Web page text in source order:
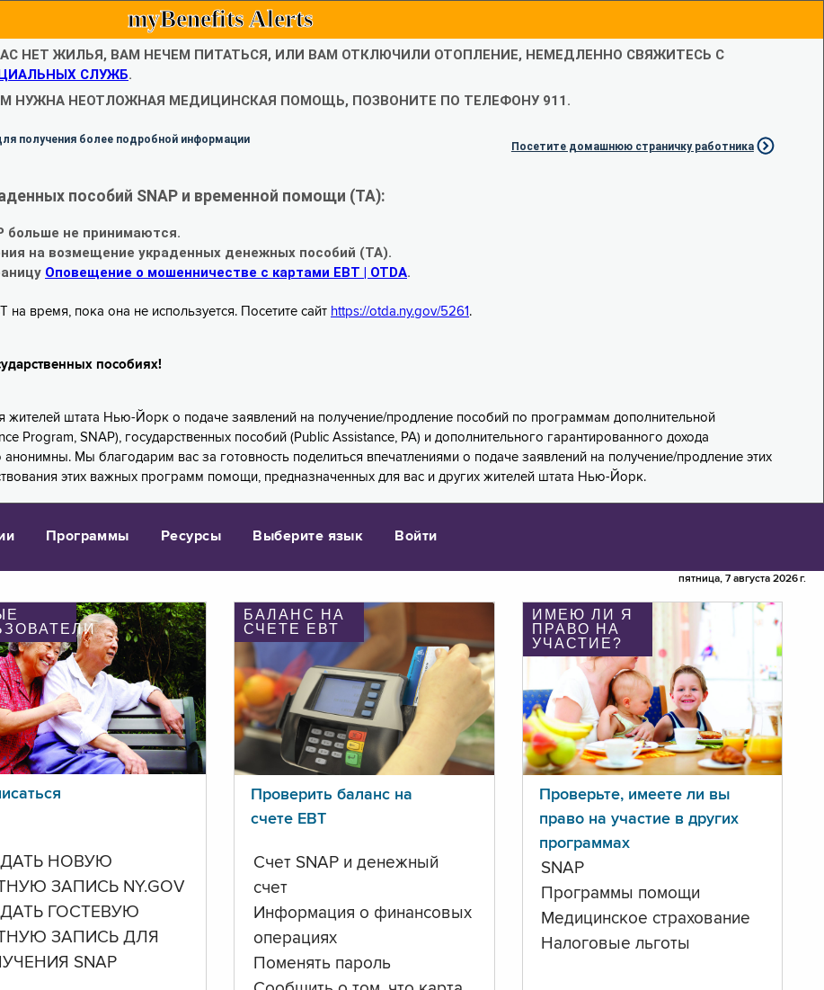
myBenefits Alerts
НЕТ ЖИЛЬЯ, ВАМ НЕЧЕМ ПИТАТЬСЯ, ИЛИ ВАМ ОТКЛЮЧИЛИ ОТОПЛЕНИЕ, НЕМЕДЛЕННО СВЯЖИТЕСЬ С
СЛУЖБ.
НУЖНА НЕОТЛОЖНАЯ МЕДИЦИНСКАЯ ПОМОЩЬ, ПОЗВОНИТЕ ПО ТЕЛЕФОНУ 911.
получения более подробной информации
Посетите домашнюю страничку работника
пособий SNAP и временной помощи (TA):
больше не принимаются.
на возмещение украденных денежных пособий (TA).
Оповещение о мошенничестве с картами EBT | OTDA.
время, пока она не используется. Посетите сайт https://otda.ny.gov/5261 .
пособиях!
жителей штата Нью-Йорк о подаче заявлений на получение/продление пособий по программам дополнительной
Program, SNAP), государственных пособий (Public Assistance, PA) и дополнительного гарантированного дохода
Мы благодарим вас за готовность поделиться впечатлениями о подаче заявлений на получение/продление этих
этих важных программ помощи, предназначенных для вас и других жителей штата Нью-Йорк.
Программы Ресурсы Выберите язык Войти
пятница, 7 августа 2026 г.
НОВУЮ
ЗАПИСЬ NY.GOV
ГОСТЕВУЮ
ЗАПИСЬ ДЛЯ
SNAP
БАЛАНС НА
СЧЕТЕ ЕВТ
Проверить баланс на
счете ЕВТ
Счет SNAP и денежный
счет
Информация о финансовых
операциях
Поменять пароль
ИМЕЮ ЛИ Я
ПРАВО НА
УЧАСТИЕ?
Проверьте, имеете ли вы
право на участие в других
программах
SNAP
Программы помощи
Медицинское страхование
Налоговые льготы